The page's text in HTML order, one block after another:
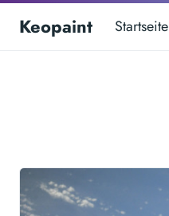
Keopaint Startseite